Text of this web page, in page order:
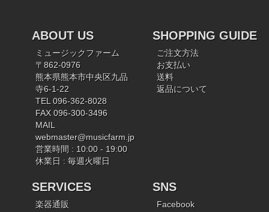
ABOUT US
ミュージックファーム
〒862-0976
熊本県熊本市中央区九品
寺6-1-22
TEL 096-362-8028
FAX 096-300-3496
MAIL
webmaster@musicfarm.jp
営業時間 : 10:00 - 19:00
休業日 : 毎週火曜日
SHOPPING GUIDE
ご注文方法
お支払い
送料
返品について
SERVICES
楽器通販
SNS
Facebook